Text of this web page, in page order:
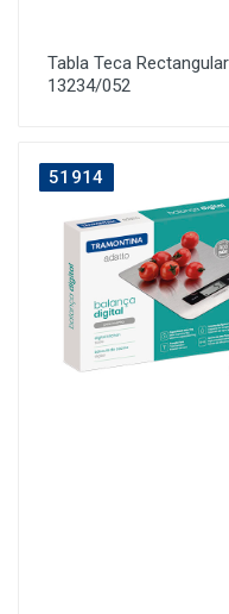
Tabla Teca
13234/052
51914